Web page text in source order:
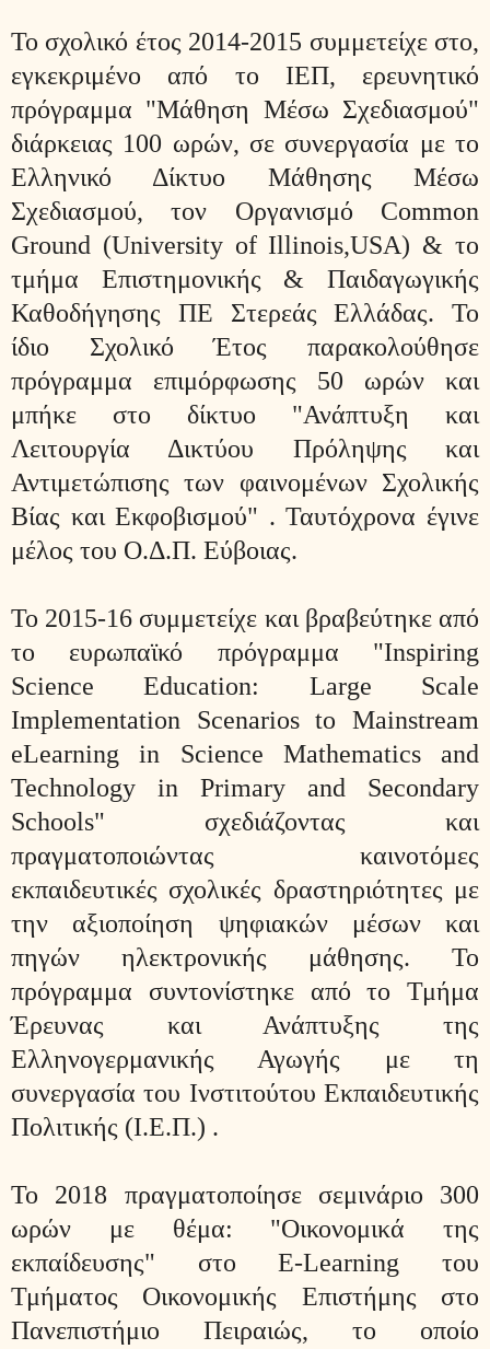
Το σχολικό έτος 2014-2015 συμμετείχε στο,
εγκεκριμένο από το ΙΕΠ, ερευνητικό
πρόγραμμα "Μάθηση Μέσω Σχεδιασμού"
διάρκειας 100 ωρών, σε συνεργασία με το
Ελληνικό Δίκτυο Μάθησης Μέσω
Σχεδιασμού, τον Οργανισμό Common
Ground (University of Illinois,USA) & το
τμήμα Επιστημονικής & Παιδαγωγικής
Καθοδήγησης ΠΕ Στερεάς Ελλάδας. Το
ίδιο Σχολικό Έτος παρακολούθησε
πρόγραμμα επιμόρφωσης 50 ωρών και
μπήκε στο δίκτυο "Ανάπτυξη και
Λειτουργία Δικτύου Πρόληψης και
Αντιμετώπισης των φαινομένων Σχολικής
Βίας και Εκφοβισμού" . Ταυτόχρονα έγινε
μέλος του Ο.Δ.Π. Εύβοιας.
Το 2015-16 συμμετείχε και βραβεύτηκε από
το ευρωπαϊκό πρόγραμμα "Inspiring
Science Education: Large Scale
Implementation Scenarios to Mainstream
eLearning in Science Mathematics and
Technology in Primary and Secondary
Schools" σχεδιάζοντας και
πραγματοποιώντας καινοτόμες
εκπαιδευτικές σχολικές δραστηριότητες με
την αξιοποίηση ψηφιακών μέσων και
πηγών ηλεκτρονικής μάθησης. Το
πρόγραμμα συντονίστηκε από το Τμήμα
Έρευνας και Ανάπτυξης της
Ελληνογερμανικής Αγωγής με τη
συνεργασία του Ινστιτούτου Εκπαιδευτικής
Πολιτικής (Ι.Ε.Π.) .
Το 2018 πραγματοποίησε σεμινάριο 300
ωρών με θέμα: "Οικονομικά της
εκπαίδευσης" στο E-Learning του
Τμήματος Οικονομικής Επιστήμης στο
Πανεπιστήμιο Πειραιώς, το οποίο